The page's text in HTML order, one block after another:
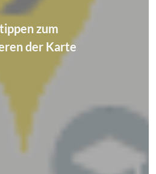
zum
der Karte